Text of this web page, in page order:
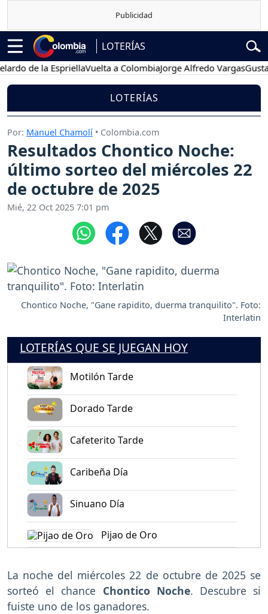
LOTERÍAS
de la EspriellaVuelta a ColombiaJorge Alfredo VargasGustavo
LOTERÍAS
Por: Manuel Chamolí • Colombia.com
Resultados Chontico Noche:
último sorteo del miércoles 22
de octubre de 2025
Mié, 22 Oct 2025 7:01 pm
Chontico Noche, "Gane rapidito, duerma tranquilito". Foto:
Interlatin
LOTERÍAS QUE SE JUEGAN HOY
Motilón Tarde
Dorado Tarde
Cafeterito Tarde
Caribeña Día
Sinuano Día
Pijao de Oro
La noche del miércoles 22 de octubre de 2025 se
sorteó el chance Chontico Noche. Descubre si
fuiste uno de los ganadores.